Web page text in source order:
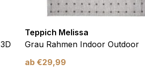
Teppich Melissa
Grau Rahmen Indoor Outdoor
ab €29,99
Betreibern zu verstehen, wie sich
sammeln und melden.
um Benutzer über Websites